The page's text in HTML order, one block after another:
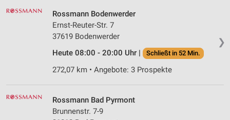
❯
Rossmann Bodenwerder
Ernst-Reuter-Str. 7
37619 Bodenwerder
Heute 08:00 - 20:00 Uhr |
Schließt in 52 Min.
272,07 km • Angebote: 3 Prospekte
Rossmann Bad Pyrmont
Brunnenstr. 7-9